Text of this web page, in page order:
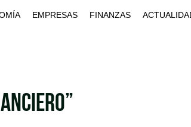
EMPRESAS FINANZAS